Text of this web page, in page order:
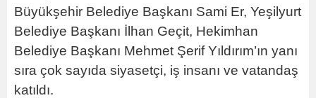
Büyükşehir Belediye Başkanı Sami Er, Yeşilyurt
Belediye Başkanı İlhan Geçit, Hekimhan
Belediye Başkanı Mehmet Şerif Yıldırım’ın yanı
sıra çok sayıda siyasetçi, iş insanı ve vatandaş
katıldı.